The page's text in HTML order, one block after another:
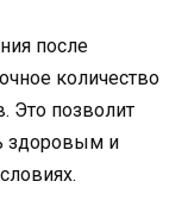
после
количество
Это позволит
здоровым и